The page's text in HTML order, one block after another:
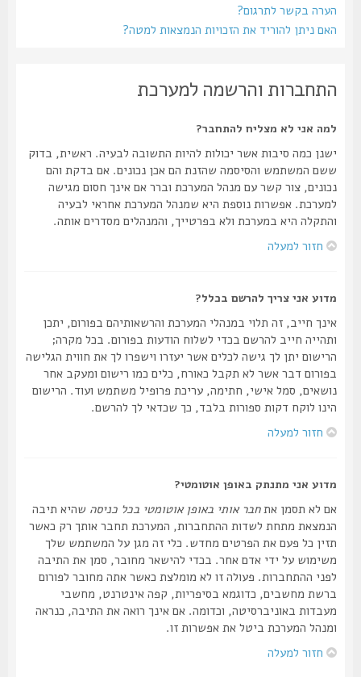
הערה בקשר לתרגום?
האם ניתן להוריד את הזכויות הנמצאות למטה?
התחברות והרשמה למערכת
למה אני לא מצליח להתחבר?
ישנן כמה סיבות אשר יכולות להיות התשובה לבעיה. ראשית, בדוק
ששם המשתמש והסיסמה שהזנת הם אכן נכונים. אם בדקת והם
נכונים, צור קשר עם מנהל המערכת וברר אם אינך חסום מגישה
למערכת. אפשרות נוספת היא שמנהל המערכת אחראי לבעיה
והתקלה היא במערכת ולא בפרטייך, והמנהלים מסדרים אותה.
חזור למעלה
מדוע אני צריך להרשם בכלל?
אינך חייב, זה תלוי במנהלי המערכת והרשאותיהם בפורום, יתכן
ותהייה חייב להרשם בכדי לשלוח הודעות בפורום. בכל מקרה;
הרישום יתן לך גישה לכלים אשר יעזרו וישפרו לך את חווית הגלישה
בפורום דבר אשר לא תקבל כאורח, כלים כמו רישום ומעקב אחר
נושאים, סמל אישי, חתימה, עריכת פרופיל משתמש ועוד. הרישום
הינו לוקח דקות ספורות בלבד, כך שכדאי לך להרשם.
חזור למעלה
מדוע אני מתנתק באופן אוטומטי?
אם לא תסמן אתחבר אותי באופן אוטומטי בכל כניסהשהיא תיבה
הנמצאת מתחת לשדות ההתחברות, המערכת תחבר אותך רק כאשר
תזין כל פעם את הפרטים מחדש. כלי זה מגן על המשתמש שלך
משימוש על ידי אדם אחר. בכדי להישאר מחובר, סמן את התיבה
לפני ההתחברות. פעולה זו לא מומלצת כאשר אתה מחובר לפורום
ברשת מחשבים, כדוגמא בסיפריות, קפה אינטרנט, מחשבי
מעבדות באוניברסיטה, וכדומה. אם אינך רואה את התיבה, כנראה
ומנהל המערכת ביטל את אפשרות זו.
חזור למעלה